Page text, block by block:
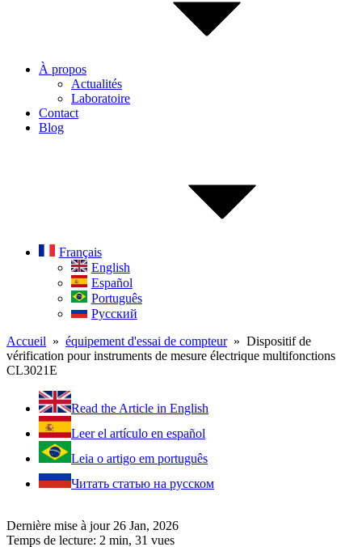
À propos
Actualités
Laboratoire
Contact
Blog
Français
English
Español
Português
Русский
Accueil » équipement d'essai de compteur» Dispositif de
vérification pour instruments de mesure électrique multifonctions
CL3021E
Read the Article in English
Leer el artículo en español
Leia o artigo em português
Читать статью на русском
Dernière mise à jour 26 Jan, 2026
Temps de lecture: 2 min, 31 vues